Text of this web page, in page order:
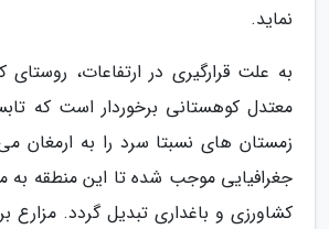
نماید.
به علت قرارگیری در ارتفاعات، روستای
معتدل کوهستانی برخوردار است که
زمستان های نسبتا سرد را به ارمغان
جغرافیایی موجب شده تا این منطقه به
کشاورزی و باغداری تبدیل گردد. مزارع